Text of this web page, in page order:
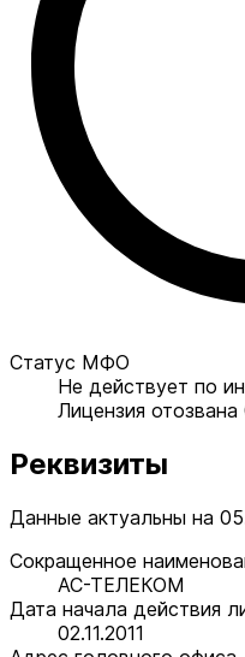
Статус МФО
Не действует по
Лицензия отозвана
Реквизиты
Данные актуальны на
Сокращенное
АС-ТЕЛЕКОМ
Дата начала действия
02.11.2011